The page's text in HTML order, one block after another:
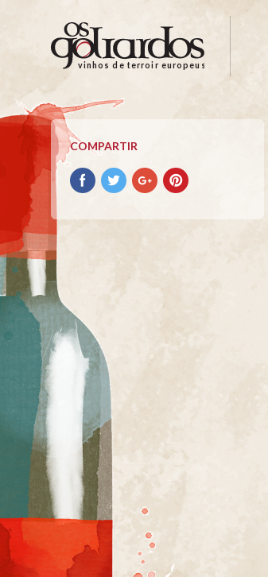
Os
Goliardos
Vinhos
de
Terroir
Europeus
vinhos de terroir europeus
COMPARTIR
Compartir
con
Compartir
con
Compartir
con
Compartir
con